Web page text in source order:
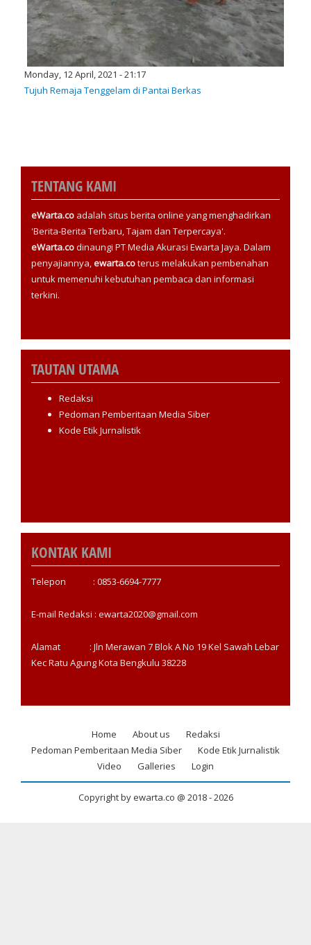
Monday, 12 April, 2021 - 21:17
Tujuh Remaja Tenggelam di Pantai Berkas
TENTANG KAMI
eWarta.co adalah situs berita online yang menghadirkan
'Berita-Berita Terbaru, Tajam dan Terpercaya'.
eWarta.codinaungi PT Media Akurasi Ewarta Jaya. Dalam
penyajiannya, ewarta.coterus melakukan pembenahan
untuk memenuhi kebutuhan pembaca dan informasi
terkini.
TAUTAN UTAMA
Redaksi
Pedoman Pemberitaan Media Siber
Kode Etik Jurnalistik
KONTAK KAMI
Telepon : 0853-6694-7777
E-mail Redaksi : ewarta2020@gmail.com
Alamat : Jln Merawan 7 Blok A No 19 Kel Sawah Lebar
Kec Ratu Agung Kota Bengkulu 38228
Footer
Home About us
Redaksi
Pedoman Pemberitaan Media Siber
Kode Etik Jurnalistik
Video
Galleries Login
Copyright by ewarta.co @ 2018 -2026